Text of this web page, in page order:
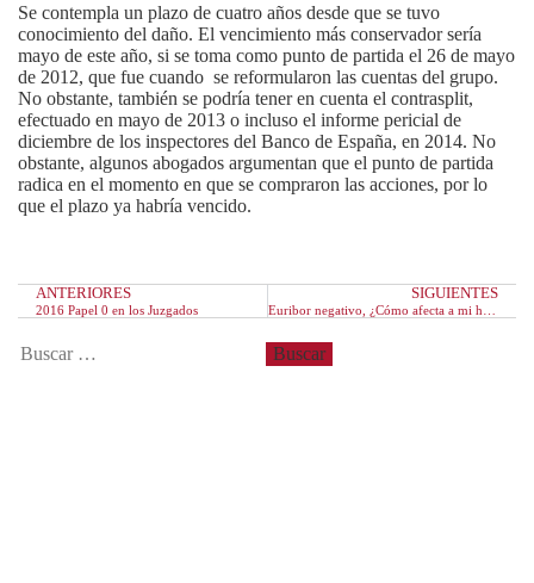
Se contempla un plazo de cuatro años desde que se tuvo
conocimiento del daño. El vencimiento más conservador sería
mayo de este año, si se toma como punto de partida el 26 de mayo
de 2012, que fue cuando se reformularon las cuentas del grupo.
No obstante, también se podría tener en cuenta el contrasplit,
efectuado en mayo de 2013 o incluso el informe pericial de
diciembre de los inspectores del Banco de España, en 2014. No
obstante, algunos abogados argumentan que el punto de partida
radica en el momento en que se compraron las acciones, por lo
que el plazo ya habría vencido.
ANTERIORES
2016 Papel 0 en los Juzgados
SIGUIENTES